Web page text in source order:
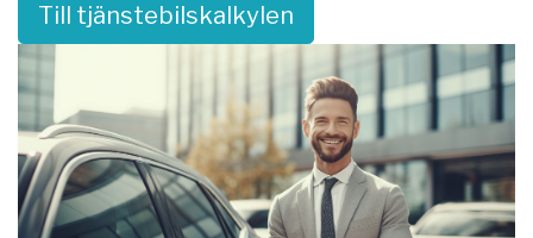
Till tjänstebilskalkylen